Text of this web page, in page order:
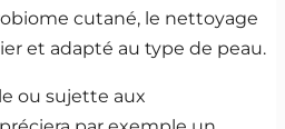
cutané, le nettoyage
et adapté au type de peau.
ou sujette aux